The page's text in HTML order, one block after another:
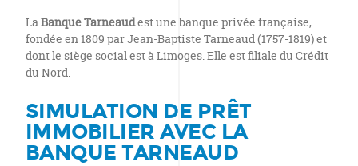
LaBanque Tarneaudest une banque privée française,
fondée en 1809 par Jean-Baptiste Tarneaud (1757-1819) et
dont le siège social est à Limoges. Elle est filiale du Crédit
du Nord.
SIMULATION DE PRÊT
IMMOBILIER AVEC LA
BANQUE TARNEAUD